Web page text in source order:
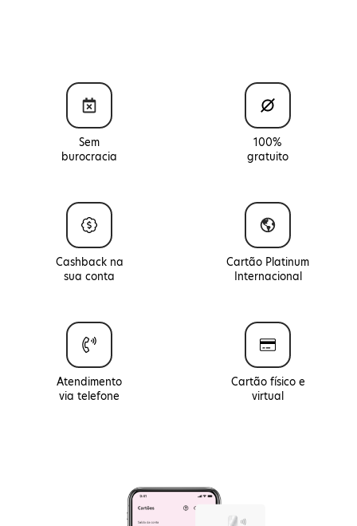
Sem
burocracia
100%
gratuito
Cashback na
sua conta
Cartão Platinum
Internacional
Atendimento
via telefone
Cartão físico e
virtual